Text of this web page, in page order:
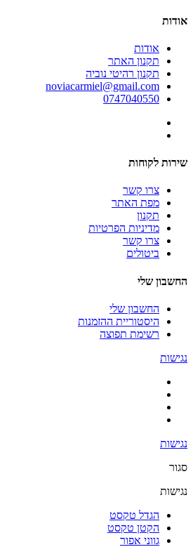
אודות
אודות
תקנון האתר
תקנון רהיטי נוביה
noviacarmiel@gmail.com
0747040550
שירות לקוחות
צרו קשר
מפת האתר
תקנון
מדיניות הפרטיות
צרו קשר
ביטולים
החשבון שלי
החשבון שלי
היסטוריית ההזמנות
רשימת תפוצה
נגישות
נגישות
סגור
נגישות
הגדל טקסט
הקטן טקסט
גווני אפור